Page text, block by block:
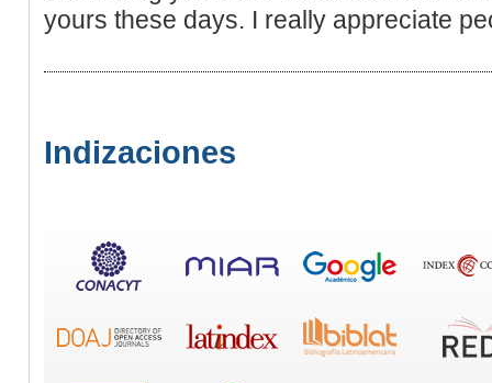
yours these days. I really appreciate
Indizaciones